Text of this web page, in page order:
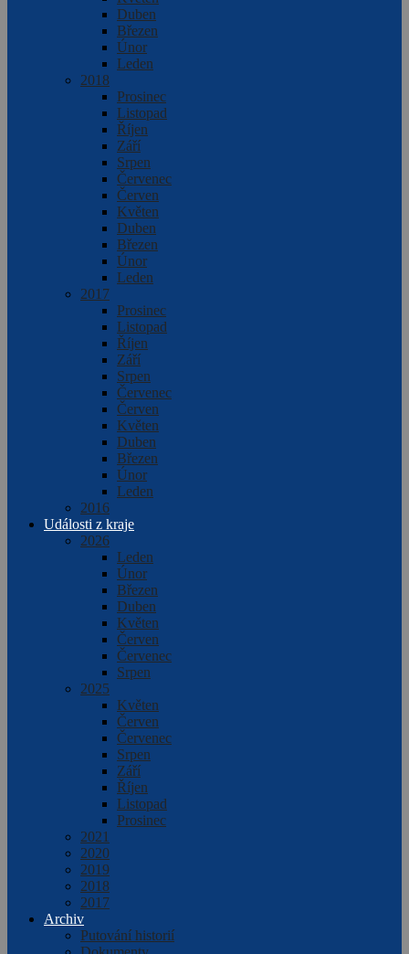
Duben
Březen
Únor
Leden
2018
Prosinec
Listopad
Říjen
Září
Srpen
Červenec
Červen
Květen
Duben
Březen
Únor
Leden
2017
Prosinec
Listopad
Říjen
Září
Srpen
Červenec
Červen
Květen
Duben
Březen
Únor
Leden
2016
Události z kraje
2026
Leden
Únor
Březen
Duben
Květen
Červen
Červenec
Srpen
2025
Květen
Červen
Červenec
Srpen
Září
Říjen
Listopad
Prosinec
2021
2020
2019
2018
2017
Archiv
Putování historií